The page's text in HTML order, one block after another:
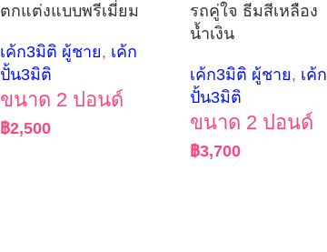
ตกแต่งแบบพรีเมี่ยม
เค้ก3มิติ ผู้ชาย, เค้ก
ปั้น3มิติ
ขนาด 2 ปอนด์
฿2,500
รถคู่ใจ ธีมสีเหลือง
น้ำเงิน
เค้ก3มิติ ผู้ชาย, เค้ก
ปั้น3มิติ
ขนาด 2 ปอนด์
฿3,700